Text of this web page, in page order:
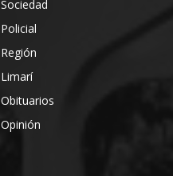
Sociedad
Policial
Región
Limarí
Obituarios
Opinión